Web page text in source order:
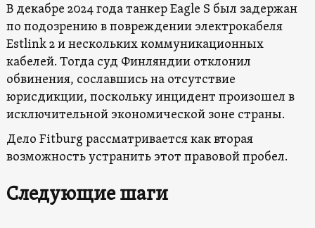
В декабре 2024 года танкер Eagle S был задержан
по подозрению в повреждении электрокабеля
Estlink 2 и нескольких коммуникационных
кабелей. Тогда суд Финляндии отклонил
обвинения, сославшись на отсутствие
юрисдикции, поскольку инцидент произошел в
исключительной экономической зоне страны.
Дело Fitburg рассматривается как вторая
возможность устранить этот правовой пробел.
Следующие шаги